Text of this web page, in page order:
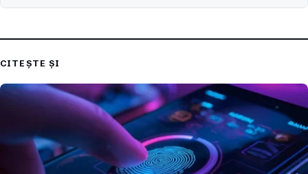
CITEȘTE ȘI